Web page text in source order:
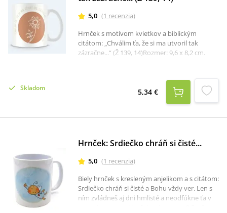
5,0 (1 recenzia)
Hrnček s motívom kvietkov a biblickým
citátom: „Chválim ťa, že si ma utvoril tak
zázračne...“ (Ž 139, 14)Rozmer: 9,6 x 8,2 cm.
Skladom 5,34 €
Hrnček: Srdiečko chráň si čisté...
5,0 (1 recenzia)
Biely hrnček s kresleným anjelikom a s citátom:
Srdiečko chráň si čisté a Bohu vždy ver. Len s
ním zvládneš aj dni hmlisté a neodfúkne ťa v